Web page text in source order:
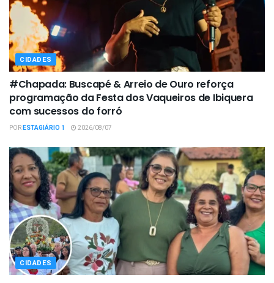
CIDADES
#Chapada: Buscapé & Arreio de Ouro reforça
programação da Festa dos Vaqueiros de Ibiquera
com sucessos do forró
PORESTAGIÁRIO 1 2026/08/07
CIDADES